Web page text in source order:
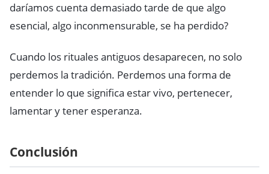
daríamos cuenta demasiado tarde de que algo
esencial, algo inconmensurable, se ha perdido?
Cuando los rituales antiguos desaparecen, no solo
perdemos la tradición. Perdemos una forma de
entender lo que significa estar vivo, pertenecer,
lamentar y tener esperanza.
Conclusión